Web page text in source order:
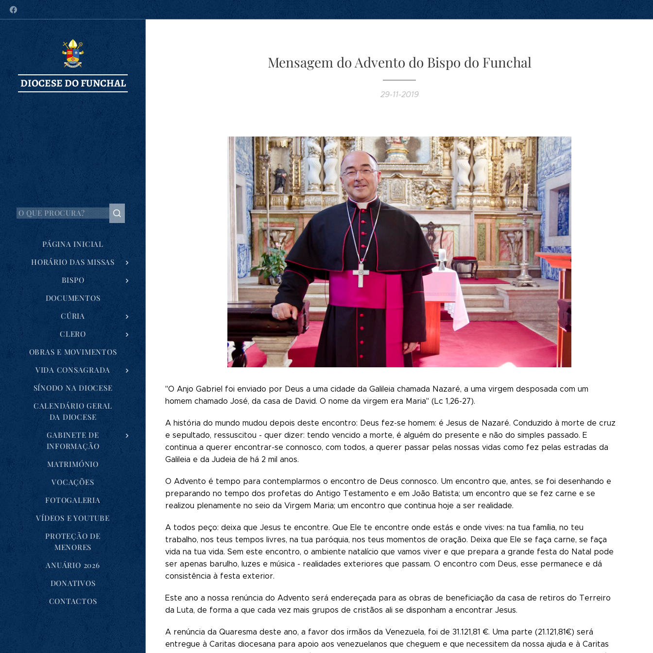
DIOCESE DO FUNCHAL
PÁGINA INICIAL
HORÁRIO DAS MISSAS
BISPO
DOCUMENTOS
CÚRIA
CLERO
OBRAS E MOVIMENTOS
VIDA CONSAGRADA
SÍNODO NA DIOCESE
CALENDÁRIO GERAL
DA DIOCESE
GABINETE DE
INFORMAÇÃO
MATRIMÓNIO
VOCAÇÕES
FOTOGALERIA
VÍDEOS E YOUTUBE
PROTEÇÃO DE
MENORES
ANUÁRIO 2026
DONATIVOS
CONTACTOS
Mensagem do Advento do Bispo do Funchal
29-11-2019
"O Anjo Gabriel foi enviado por Deus a uma cidade da Galileia chamada Nazaré, a uma virgem desposada com um
homem chamado José, da casa de David. O nome da virgem era Maria" (Lc 1,26-27).
A história do mundo mudou depois deste encontro: Deus fez-se homem: é Jesus de Nazaré. Conduzido à morte de cruz
e sepultado, ressuscitou - quer dizer: tendo vencido a morte, é alguém do presente e não do simples passado. E
continua a querer encontrar-se connosco, com todos, a querer passar pelas nossas vidas como fez pelas estradas da
Galileia e da Judeia de há 2 mil anos.
O Advento é tempo para contemplarmos o encontro de Deus connosco. Um encontro que, antes, se foi desenhando e
preparando no tempo dos profetas do Antigo Testamento e em João Batista; um encontro que se fez carne e se
realizou plenamente no seio da Virgem Maria; um encontro que continua hoje a ser realidade.
A todos peço: deixa que Jesus te encontre. Que Ele te encontre onde estás e onde vives: na tua família, no teu
trabalho, nos teus tempos livres, na tua paróquia, nos teus momentos de oração. Deixa que Ele se faça carne, se faça
vida na tua vida. Sem este encontro, o ambiente natalício que vamos viver e que prepara a grande festa do Natal pode
ser apenas barulho, luzes e música - realidades exteriores que passam. O encontro com Deus, esse permanece e dá
consistência à festa exterior.
Este ano a nossa renúncia do Advento será endereçada para as obras de beneficiação da casa de retiros do Terreiro
da Luta, de forma a que cada vez mais grupos de cristãos ali se disponham a encontrar Jesus.
A renúncia da Quaresma deste ano, a favor dos irmãos da Venezuela, foi de 31.121,81 €. Uma parte (21.121,81€) será
entregue à Caritas diocesana para apoio aos venezuelanos que cheguem e que necessitem da nossa ajuda e à Caritas